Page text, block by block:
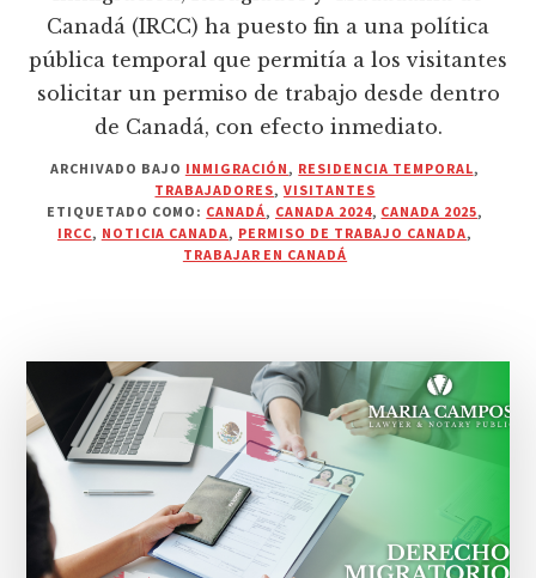
Canadá (IRCC) ha puesto fin a una política
pública temporal que permitía a los visitantes
solicitar un permiso de trabajo desde dentro
de Canadá, con efecto inmediato.
ARCHIVADO BAJO INMIGRACIÓN, RESIDENCIA TEMPORAL,
TRABAJADORES, VISITANTES
ETIQUETADO COMO: CANADÁ, CANADA 2024, CANADA 2025,
IRCC, NOTICIA CANADA, PERMISO DE TRABAJO CANADA,
TRABAJAR EN CANADÁ